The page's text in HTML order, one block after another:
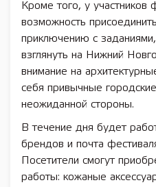
Кроме того, у участников
возможность
приключению с
взглянуть на Нижний
внимание на
себя привычные
неожиданной стороны.
В течение дня будет
брендов и почта
Посетители смогут
работы: кожаные